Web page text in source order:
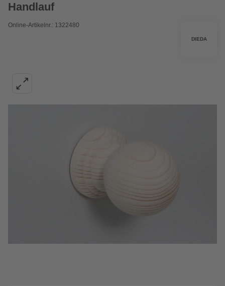
Handlauf
Online-Artikelnr.: 1322480
DIEDA